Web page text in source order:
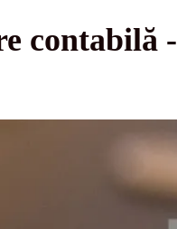
contabilă -